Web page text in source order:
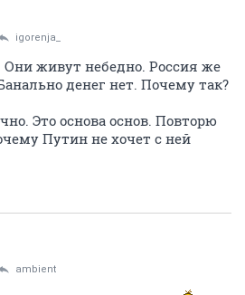
igorenja_
Они живут небедно. Россия же
денег нет. Почему так?
Это основа основ. Повторю
Путин не хочет с ней
ambient